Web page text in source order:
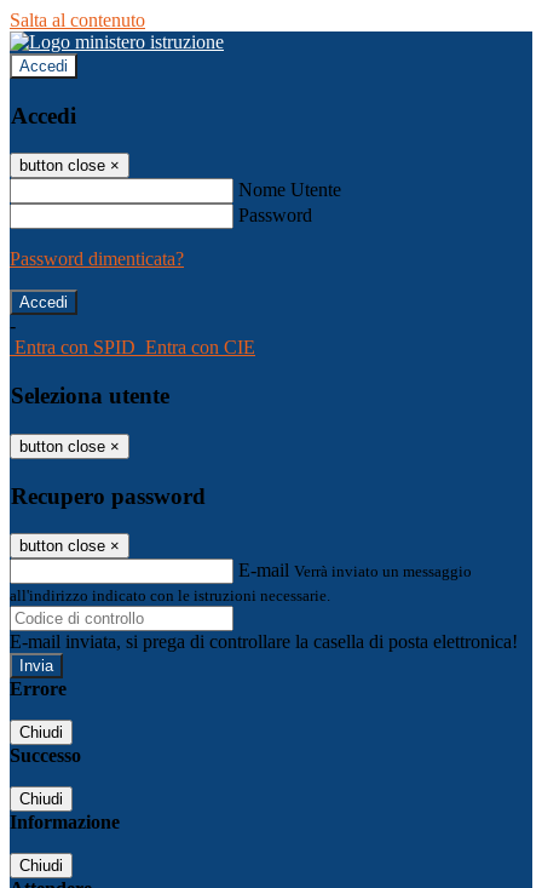
Salta al contenuto
Accedi
Accedi
button close ×
Nome Utente
Password
Password dimenticata?
-
Entra con SPID Entra con CIE
Seleziona utente
button close ×
Recupero password
button close ×
E-mail Verrà inviato un messaggio
all'indirizzo indicato con le istruzioni necessarie.
E-mail inviata, si prega di controllare la casella di posta elettronica!
Errore
Chiudi
Successo
Chiudi
Informazione
Chiudi